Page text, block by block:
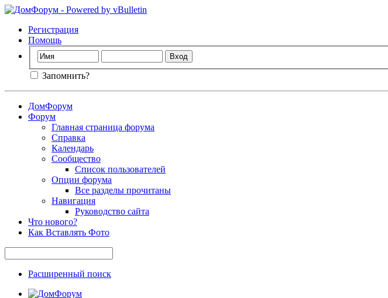
Регистрация
Помощь
Запомнить?
ДомФорум
Форум
Главная страница форума
Справка
Календарь
Сообщество
Список пользователей
Опции форума
Все разделы прочитаны
Навигация
Руководство сайта
Что нового?
Как Вставлять Фото
Расширенный поиск